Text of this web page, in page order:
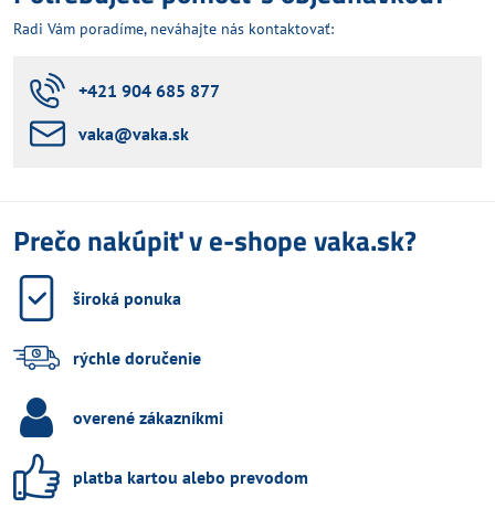
Radi Vám poradíme, neváhajte nás kontaktovať:
+421 904 685 877
vaka​@vaka​.sk
Prečo nakúpiť v e-shope vaka.sk?
široká ponuka
rýchle doručenie
overené zákazníkmi
platba kartou alebo prevodom